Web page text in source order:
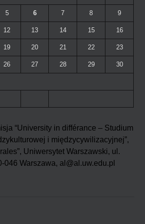
5 6 7 8 9
12 13 14 15 16
19 20 21 22 23
26 27 28 29 30
“University in différance – Studium
i międzycywilizacyjnej”,
Uniwersytet Warszawski, ul.
046 Warszawa, al@al.uw.edu.pl